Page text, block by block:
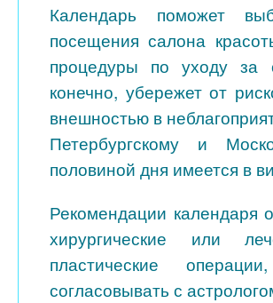
Календарь поможет
посещения салона
процедуры по уходу за
конечно, убережет от
внешностью в
Петербургскому и
половиной дня имеется в
Рекомендации
хирургические или
пластические
согласовывать с